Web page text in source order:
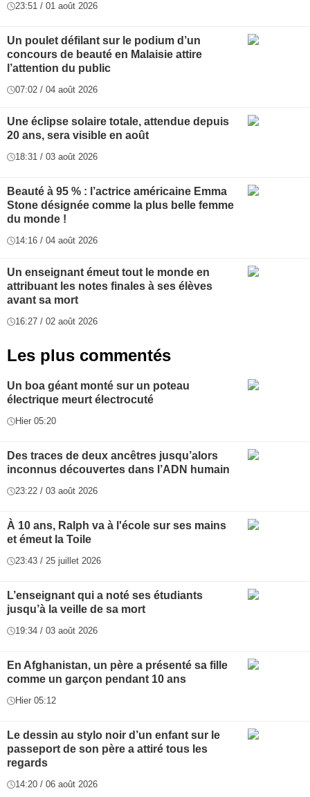
23:51 / 01 août 2026
Un poulet défilant sur le podium d’un
concours de beauté en Malaisie attire
l’attention du public
07:02 / 04 août 2026
Une éclipse solaire totale, attendue depuis
20 ans, sera visible en août
18:31 / 03 août 2026
Beauté à 95 % : l’actrice américaine Emma
Stone désignée comme la plus belle femme
du monde !
14:16 / 04 août 2026
Un enseignant émeut tout le monde en
attribuant les notes finales à ses élèves
avant sa mort
16:27 / 02 août 2026
Les plus commentés
Un boa géant monté sur un poteau
électrique meurt électrocuté
Hier 05:20
Des traces de deux ancêtres jusqu’alors
inconnus découvertes dans l’ADN humain
23:22 / 03 août 2026
À 10 ans, Ralph va à l'école sur ses mains
et émeut la Toile
23:43 / 25 juillet 2026
L’enseignant qui a noté ses étudiants
jusqu’à la veille de sa mort
19:34 / 03 août 2026
En Afghanistan, un père a présenté sa fille
comme un garçon pendant 10 ans
Hier 05:12
Le dessin au stylo noir d’un enfant sur le
passeport de son père a attiré tous les
regards
14:20 / 06 août 2026